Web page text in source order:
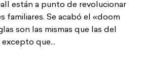
están a punto de revolucionar
familiares. Se acabó el «doom
son las mismas que las del
que...